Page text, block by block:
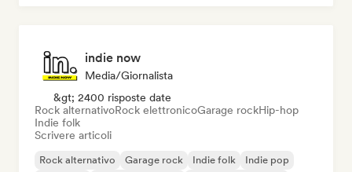
indie now
Media/Giornalista
&gt; 2400 risposte date
Rock alternativoRock elettronicoGarage rockHip-hop
Indie folk
Scrivere articoli
Rock alternativo Garage rock Indie folk
Indie pop